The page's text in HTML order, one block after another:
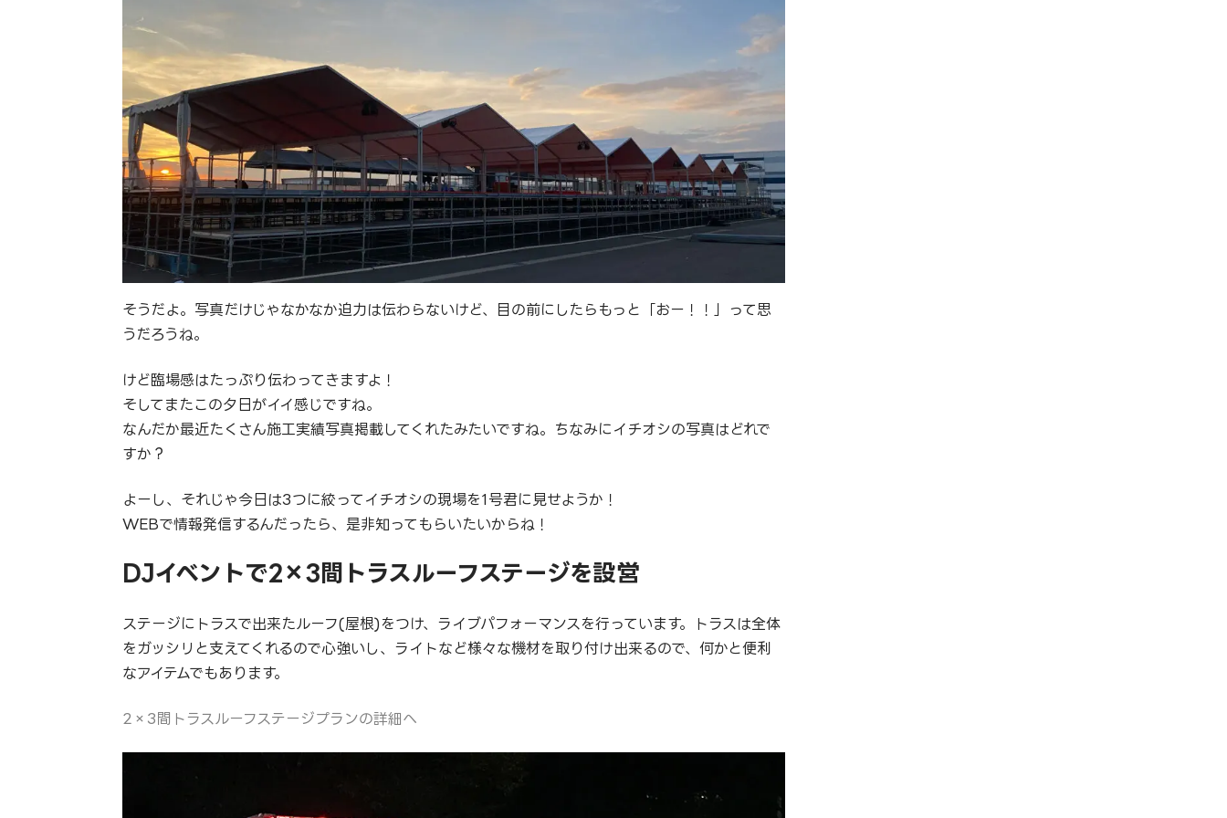
そうだよ。写真だけじゃなかなか迫力は伝わらないけど、目の前にしたらもっと「おー！！」って思
うだろうね。
けど臨場感はたっぷり伝わってきますよ！
そしてまたこの夕日がイイ感じですね。
なんだか最近たくさん施工実績写真掲載してくれたみたいですね。ちなみにイチオシの写真はどれで
すか？
よーし、それじゃ今日は3つに絞ってイチオシの現場を1号君に見せようか！
WEBで情報発信するんだったら、是非知ってもらいたいからね！
DJイベントで2×3間トラスルーフステージを設営
ステージにトラスで出来たルーフ(屋根)をつけ、ライブパフォーマンスを行っています。トラスは全体
をガッシリと支えてくれるので心強いし、ライトなど様々な機材を取り付け出来るので、何かと便利
なアイテムでもあります。
2×3間トラスルーフステージプランの詳細へ